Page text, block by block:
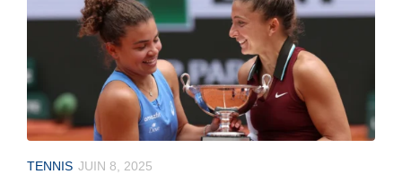
TENNIS JUIN 8, 2025